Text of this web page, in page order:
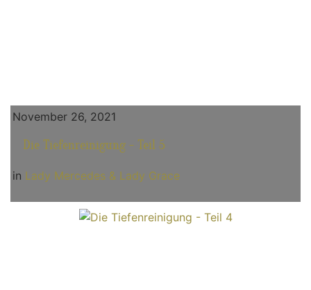
November 26, 2021
Die Tiefenreinigung - Teil 5
in Lady Mercedes & Lady Grace